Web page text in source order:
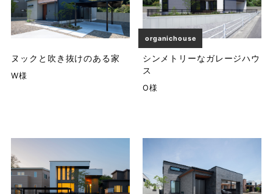
ヌックと吹き抜けのある家
W様
organichouse
シンメトリーなガレージハウ
ス
O様